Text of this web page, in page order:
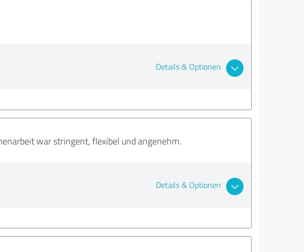
Details & Optionen
war stringent, flexibel und angenehm.
Details & Optionen